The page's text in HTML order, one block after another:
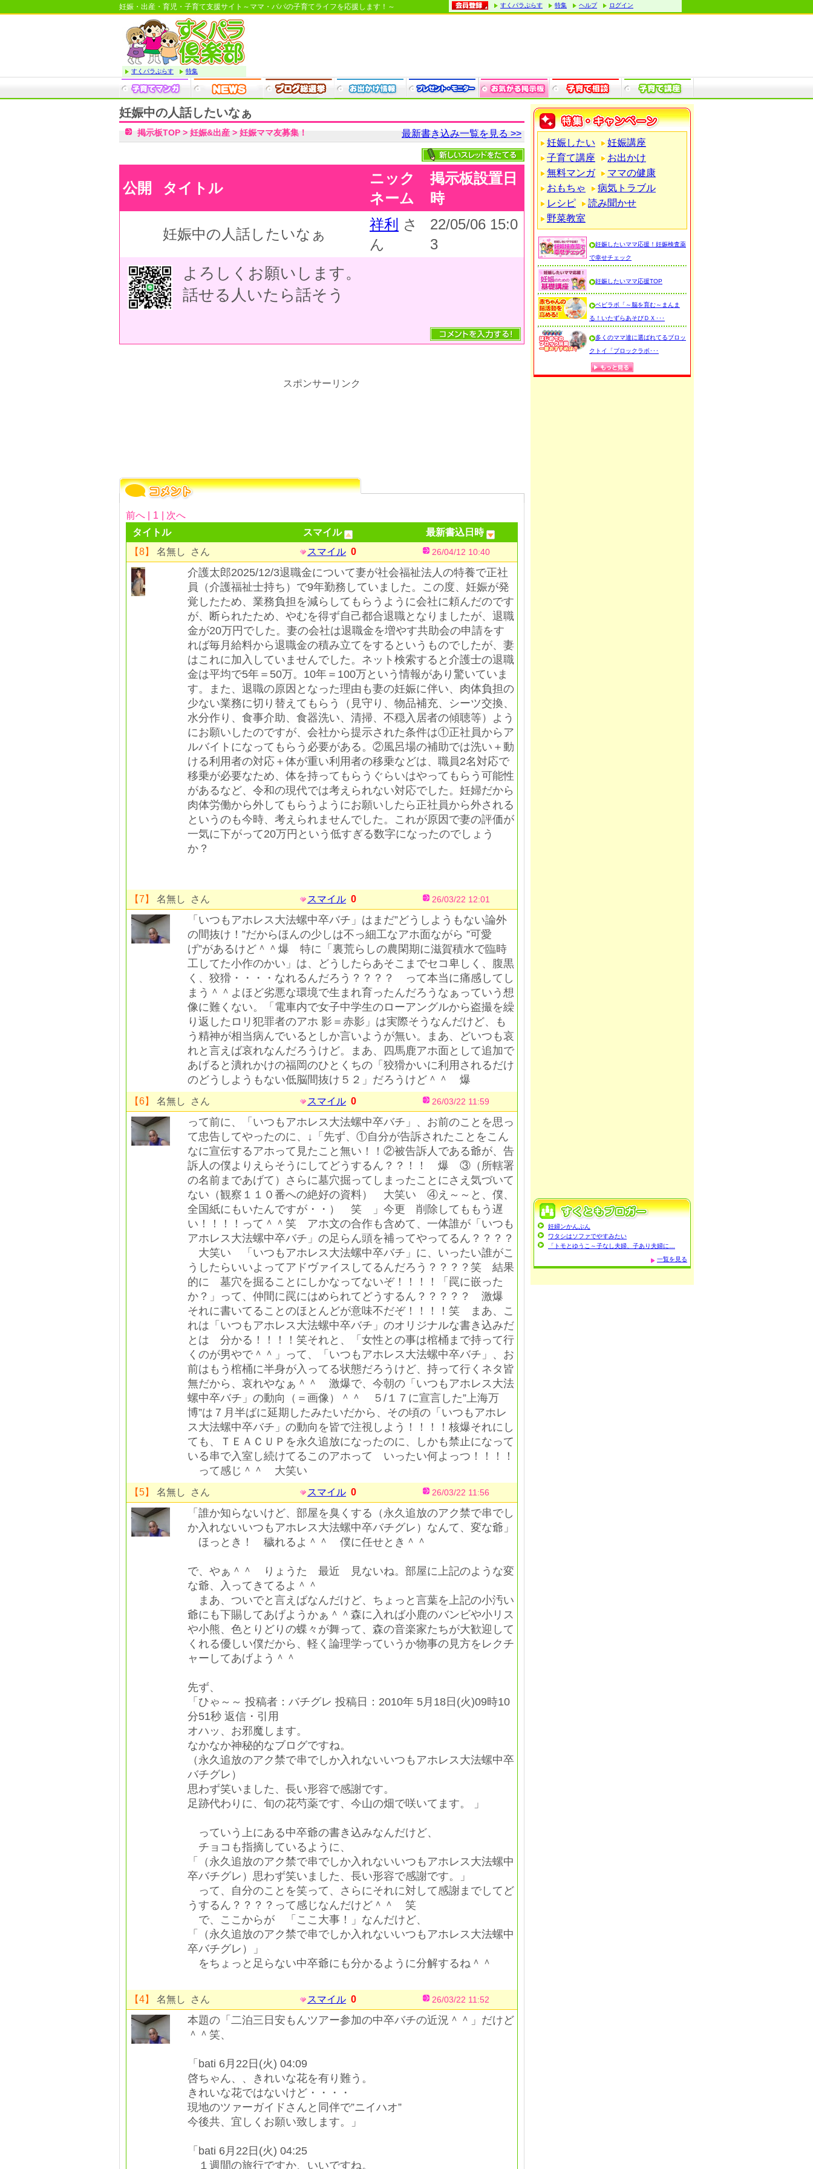
妊娠・出産・育児・子育て支援サイト～ママ・パパの子育てライフを応援します！～ すくパラぷらす 特集 ヘルプ ログイン
すくパラぷらす 特集
妊娠中の人話したいなぁ
最新書き込み一覧を見る >>
掲示板TOP > 妊娠&出産 > 妊娠ママ友募集！
公開 タイトル
ニック
ネーム
掲示板設置日
時
妊娠中の人話したいなぁ
祥利 さ
ん
22/05/06 15:0
3
よろしくお願いします。
話せる人いたら話そう
スポンサーリンク
前へ | 1
| 次へ
タイトル
スマイル
最新書込日時
【8】
名無し さん スマイル 0 26/04/12 10:40
介護太郎2025/12/3退職金について妻が社会福祉法人の特養で正社
員（介護福祉士持ち）で9年勤務していました。この度、妊娠が発
覚したため、業務負担を減らしてもらうように会社に頼んだのです
が、断られたため、やむを得ず自己都合退職となりましたが、退職
金が20万円でした。妻の会社は退職金を増やす共助会の申請をす
れば毎月給料から退職金の積み立てをするというものでしたが、妻
はこれに加入していませんでした。ネット検索すると介護士の退職
金は平均で5年＝50万。10年＝100万という情報があり驚いていま
す。また、退職の原因となった理由も妻の妊娠に伴い、肉体負担の
少ない業務に切り替えてもらう（見守り、物品補充、シーツ交換、
水分作り、食事介助、食器洗い、清掃、不穏入居者の傾聴等）よう
にお願いしたのですが、会社から提示された条件は①正社員からア
ルバイトになってもらう必要がある。②風呂場の補助では洗い＋動
ける利用者の対応＋体が重い利用者の移乗などは、職員2名対応で
移乗が必要なため、体を持ってもらうぐらいはやってもらう可能性
があるなど、令和の現代では考えられない対応でした。妊婦だから
肉体労働から外してもらうようにお願いしたら正社員から外される
というのも今時、考えられませんでした。これが原因で妻の評価が
一気に下がって20万円という低すぎる数字になったのでしょう
か？
【7】 名無し さん スマイル 0 26/03/22 12:01
「いつもアホレス大法螺中卒バチ」はまだ”どうしようもない論外
の間抜け！”だからほんの少しは不っ細工なアホ面ながら ”可愛
げ”があるけど＾＾爆 特に「裏荒らしの農閑期に滋賀積水で臨時
工してた小作のかい」は、どうしたらあそこまでセコ卑しく、腹黒
く、狡猾・・・・なれるんだろう？？？？ って本当に痛感してし
まう＾＾よほど劣悪な環境で生まれ育ったんだろうなぁっていう想
像に難くない。「電車内で女子中学生のローアングルから盗撮を繰
り返したロリ犯罪者のアホ 影＝赤影」は実際そうなんだけど、も
う精神が相当病んでいるとしか言いようが無い。まあ、どいつも哀
れと言えば哀れなんだろうけど。まあ、四馬鹿アホ面として追加で
あげると潰れかけの福岡のひとくちの「狡猾かいに利用されるだけ
のどうしようもない低脳間抜け５２」だろうけど＾＾ 爆
【6】 名無し さん スマイル 0 26/03/22 11:59
って前に、「いつもアホレス大法螺中卒バチ」、お前のことを思っ
て忠告してやったのに、↓「先ず、①自分が告訴されたことをこん
なに宣伝するアホって見たこと無い！！②被告訴人である爺が、告
訴人の僕よりえらそうにしてどうするん？？！！ 爆 ③（所轄署
の名前まであげて）さらに墓穴掘ってしまったことにさえ気づいて
ない（観察１１０番への絶好の資料） 大笑い ④え～～と、僕、
全国紙にもいたんですが・・） 笑 」今更 削除してももう遅
い！！！！って＾＾笑 アホ文の合作も含めて、一体誰が「いつも
アホレス大法螺中卒バチ」の足らん頭を補ってやってるん？？？？
大笑い 「いつもアホレス大法螺中卒バチ」に、いったい誰がこ
うしたらいいよってアドヴァイスしてるんだろう？？？？笑 結果
的に 墓穴を掘ることにしかなってないぞ！！！！「罠に嵌った
か？」って、仲間に罠にはめられてどうするん？？？？？ 激爆
それに書いてることのほとんどが意味不だぞ！！！！笑 まあ、こ
れは「いつもアホレス大法螺中卒バチ」のオリジナルな書き込みだ
とは 分かる！！！！笑それと、「女性との事は棺桶まで持って行
くのが男やで＾＾」って、「いつもアホレス大法螺中卒バチ」、お
前はもう棺桶に半身が入ってる状態だろうけど、持って行くネタ皆
無だから、哀れやなぁ＾＾ 激爆で、今朝の「いつもアホレス大法
螺中卒バチ」の動向（＝画像）＾＾ ５/１７に宣言した”上海万
博”は７月半ばに延期したみたいだから、その頃の「いつもアホレ
ス大法螺中卒バチ」の動向を皆で注視しよう！！！！核爆それにし
ても、ＴＥＡＣＵＰを永久追放になったのに、しかも禁止になって
いる串で入室し続けてるこのアホって いったい何よっつ！！！！
って感じ＾＾ 大笑い
【5】 名無し さん スマイル 0 26/03/22 11:56
「誰か知らないけど、部屋を臭くする（永久追放のアク禁で串でし
か入れないいつもアホレス大法螺中卒バチグレ）なんて、変な爺」
ほっとき！ 穢れるよ＾＾ 僕に任せとき＾＾
で、やぁ＾＾ りょうた 最近 見ないね。部屋に上記のような変
な爺、入ってきてるよ＾＾
まあ、ついでと言えばなんだけど、ちょっと言葉を上記の小汚い
爺にも下賜してあげようかぁ＾＾森に入れば小鹿のバンビや小リス
や小熊、色とりどりの蝶々が舞って、森の音楽家たちが大歓迎して
くれる優しい僕だから、軽く論理学っていうか物事の見方をレクチ
ャーしてあげよう＾＾
先ず、
「ひゃ～～ 投稿者：バチグレ 投稿日：2010年 5月18日(火)09時10
分51秒 返信・引用
オハッ、お邪魔します。
なかなか神秘的なブログですね。
（永久追放のアク禁で串でしか入れないいつもアホレス大法螺中卒
バチグレ）
思わず笑いました、長い形容で感謝です。
足跡代わりに、旬の花芍薬です、今山の畑で咲いてます。 」
っていう上にある中卒爺の書き込みなんだけど、
チョコも指摘しているように、
「（永久追放のアク禁で串でしか入れないいつもアホレス大法螺中
卒バチグレ）思わず笑いました、長い形容で感謝です。」
って、自分のことを笑って、さらにそれに対して感謝までしてど
うするん？？？？って感じなんだけど＾＾ 笑
で、ここからが 「ここ大事！」なんだけど、
「（永久追放のアク禁で串でしか入れないいつもアホレス大法螺中
卒バチグレ）」
をちょっと足らない中卒爺にも分かるように分解するね＾＾
【4】 名無し さん スマイル 0 26/03/22 11:52
本題の「二泊三日安もんツアー参加の中卒バチの近況＾＾」だけど
＾＾笑、
「bati 6月22日(火) 04:09
啓ちゃん、、きれいな花を有り難う。
きれいな花ではないけど・・・・
現地のツァーガイドさんと同伴で”ニイハオ”
今後共、宜しくお願い致します。」
「bati 6月22日(火) 04:25
１週間の旅行ですか、いいですね。
妊娠したい
妊娠講座
子育て講座
お出かけ
無料マンガ
ママの健康
おもちゃ
病気トラブル
レシピ
読み聞かせ
野菜教室
妊娠したいママ応援！妊娠検査薬
で幸せチェック
妊娠したいママ応援TOP
ベビラボ「～脳を育む～まんま
る！いたずらあそびＤＸ･･･
多くのママ達に選ばれてるブロッ
クトイ「ブロックラボ･･･
妊婦ンかんぷん
ワタシはソファでやすみたい
「トモとゆうこ～子なし夫婦、子あり夫婦に…
一覧を見る